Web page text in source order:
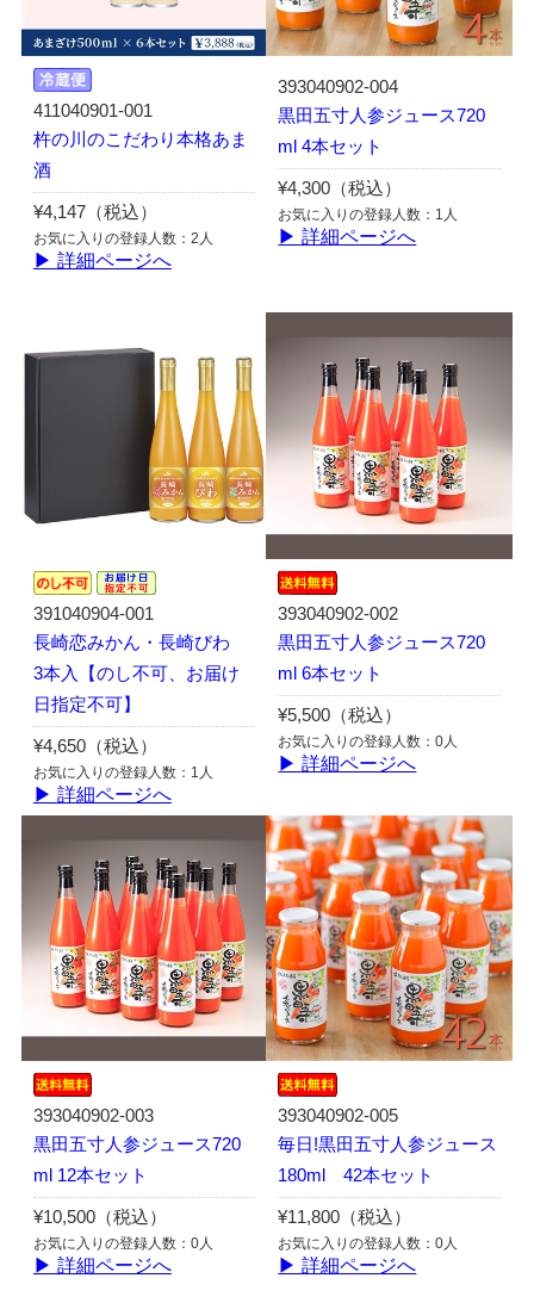
411040901-001
杵の川のこだわり本格あま
酒
¥4,147（税込）
お気に入りの登録人数：2人
▶ 詳細ページへ
393040902-004
黒田五寸人参ジュース720
ml 4本セット
¥4,300（税込）
お気に入りの登録人数：1人
▶ 詳細ページへ
391040904-001
長崎恋みかん・長崎びわ
3本入【のし不可、お届け
日指定不可】
¥4,650（税込）
お気に入りの登録人数：1人
▶ 詳細ページへ
393040902-002
黒田五寸人参ジュース720
ml 6本セット
¥5,500（税込）
お気に入りの登録人数：0人
▶ 詳細ページへ
393040902-003
黒田五寸人参ジュース720
ml 12本セット
¥10,500（税込）
お気に入りの登録人数：0人
▶ 詳細ページへ
393040902-005
毎日!黒田五寸人参ジュース
180ml 42本セット
¥11,800（税込）
お気に入りの登録人数：0人
▶ 詳細ページへ